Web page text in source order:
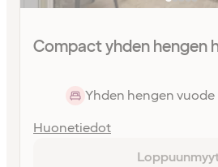
Compact yhden hengen
Yhden hengen vuode
Huonetiedot